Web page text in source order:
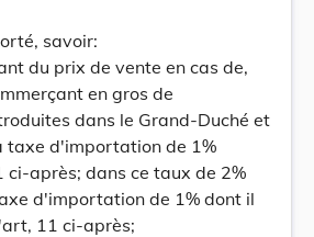
savoir:
du prix de vente en cas de,
en gros de
dans le Grand-Duché et
taxe d'importation de 1%
après; dans ce taux de 2%
d'importation de 1% dont il
11 ci-après;